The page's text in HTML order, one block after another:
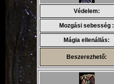
Védelem:
Mozgási sebesség :
Mágia ellenállás:
Beszerezhető: